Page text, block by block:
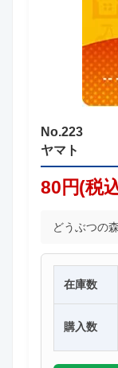
No.223
ヤマト
80円(税
どうぶつの
在庫数
購入数